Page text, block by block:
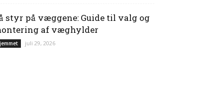
styr på væggene: Guide til valg og
af væghylder
juli 29, 2026